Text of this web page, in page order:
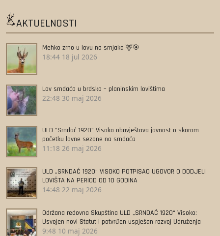
AKTUELNOSTI
Mehko zrno u lovu na srnjaka 🦌🎯
18:44 18 jul 2026
Lov srndaća u brdsko – planinskim lovištima
22:48 30 maj 2026
ULD “Srndać 1920” Visoko obavještava javnost o skorom
početku lovne sezone na srndaća
11:18 26 maj 2026
ULD „SRNDAĆ 1920“ VISOKO POTPISAO UGOVOR O DODJELI
LOVIŠTA NA PERIOD OD 10 GODINA
14:48 22 maj 2026
Održana redovna Skupština ULD „SRNDAĆ 1920“ Visoko:
Usvojen novi Statut i potvrđen uspješan razvoj Udruženja
9:48 10 maj 2026